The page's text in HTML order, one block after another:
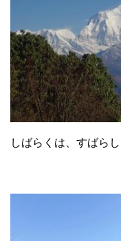
しばらくは、すばら